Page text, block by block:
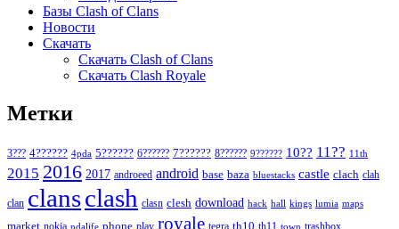
Базы Clash of Clans
Новости
Скачать
Скачать Clash of Clans
Скачать Clash Royale
Метки
3??? 4?????? 4pda 5?????? 6?????? 7?????? 8?????? 9?????? 10?? 11?? 11th
2015 2016 2017 androeed android base baza bluestacks castle clach clah
clan clansclash clasn clesh download hack hall kings lumia maps
market pdalife phone royale th10 town